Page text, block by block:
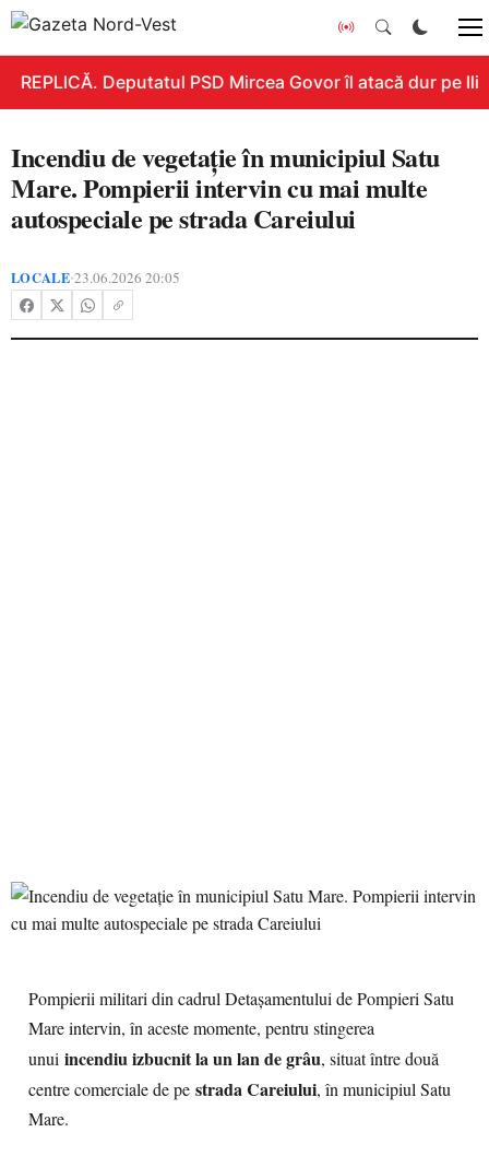
REPLICĂ. Deputatul PSD Mircea Govor îl atacă dur pe
Incendiu de vegetație în municipiul Satu
Mare. Pompierii intervin cu mai multe
autospeciale pe strada Careiului
LOCALE•23.06.2026 20:05
Pompierii militari din cadrul Detașamentului de Pompieri Satu
Mare intervin, în aceste momente, pentru stingerea
unui incendiu izbucnit la un lan de grâu, situat între două
centre comerciale de pe strada Careiului, în municipiul Satu
Mare.